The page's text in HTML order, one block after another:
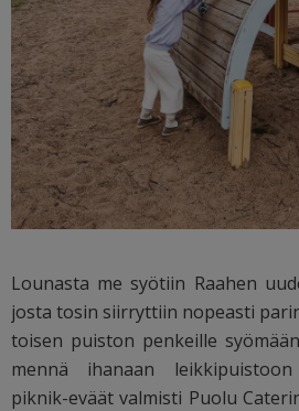
Lounasta me syötiin Raahen
josta tosin siirryttiin nopeasti
toisen puiston penkeille
mennä ihanaan
piknik-eväät valmisti Puolu